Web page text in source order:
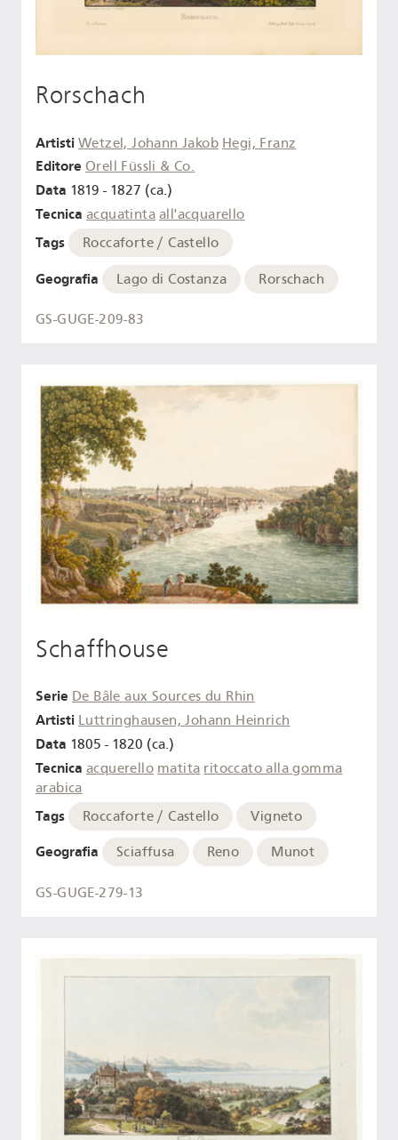
Rorschach
Artisti Wetzel, Johann Jakob Hegi, Franz
Editore Orell Füssli & Co.
Data 1819 - 1827 (ca.)
Tecnica acquatinta all'acquarello
Tags Roccaforte / Castello
Geografia Lago di Costanza Rorschach
GS-GUGE-209-83
Schaffhouse
Serie De Bâle aux Sources du Rhin
Artisti Luttringhausen, Johann Heinrich
Data 1805 - 1820 (ca.)
Tecnica acquerello matita ritoccato alla gomma
arabica
Tags Roccaforte / Castello Vigneto
Geografia Sciaffusa Reno Munot
GS-GUGE-279-13